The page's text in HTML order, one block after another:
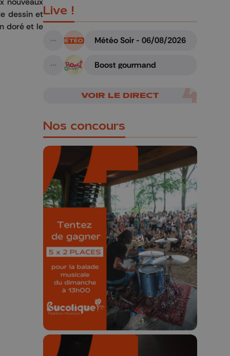
dessin et
doré et le
Live !
A suivre
Météo Soir - 06/08/2026
A suivre
Boost gourmand
VOIR LE DIRECT
Nos concours
🎁 Gagnez 5x2
places pour le
Bucolique Ferrières
Festival 🌿🎶
Concours valable jusqu'au 9 août,
23h59.